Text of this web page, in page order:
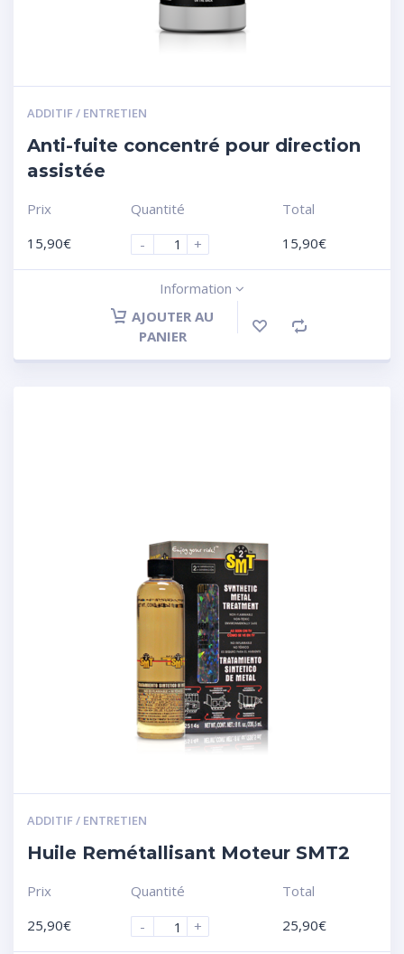
ADDITIF / ENTRETIEN
Anti-fuite concentré pour direction
assistée
Prix
15,90€
Quantité
-
+
Total
15,90€
Information
AJOUTER AU
PANIER
ADDITIF / ENTRETIEN
Huile Remétallisant Moteur SMT2
Prix
25,90€
Quantité
-
+
Total
25,90€